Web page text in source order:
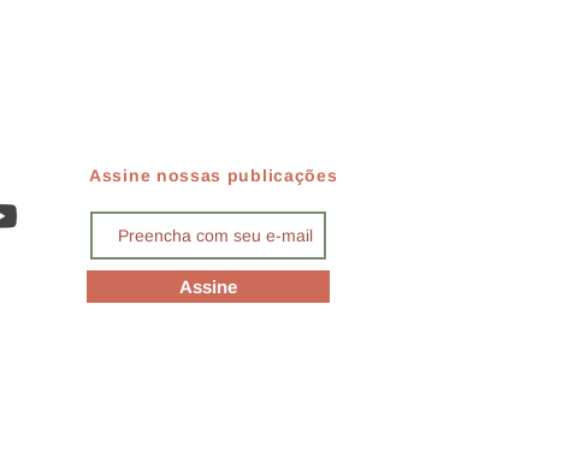
Assine nossas publicações
Assine